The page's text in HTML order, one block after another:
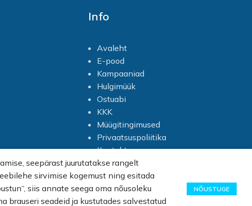
Info
Avaleht
E-pood
Kampaaniad
Hulgimüük
Ostuabi
KKK
Müügitingimused
Privaatsuspoliitika
Kontakt
seepärast juurutatakse rangelt
sirvimise kogemust ning esitada
siis annate seega oma nõusoleku
brauseri seadeid ja kustutades salvestatud
NÕUSTUGE